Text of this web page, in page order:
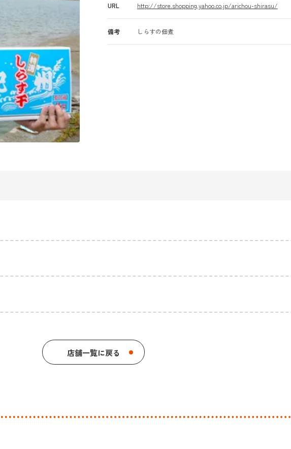
URL http://store.shopping.yahoo.co.jp/arichou-shirasu/
備考 しらすの佃煮
店舗一覧に戻る